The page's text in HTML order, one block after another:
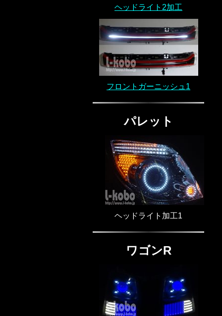
ヘッドライト2加工
フロントガーニッシュ1
パレット
ヘッドライト加工1
ワゴンR